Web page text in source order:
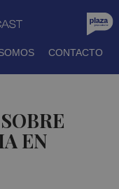
CONTACTO
EN